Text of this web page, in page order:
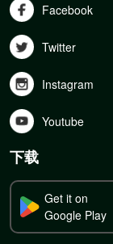
Facebook
Twitter
Instagram
Youtube
下载
Get it on
Google Play